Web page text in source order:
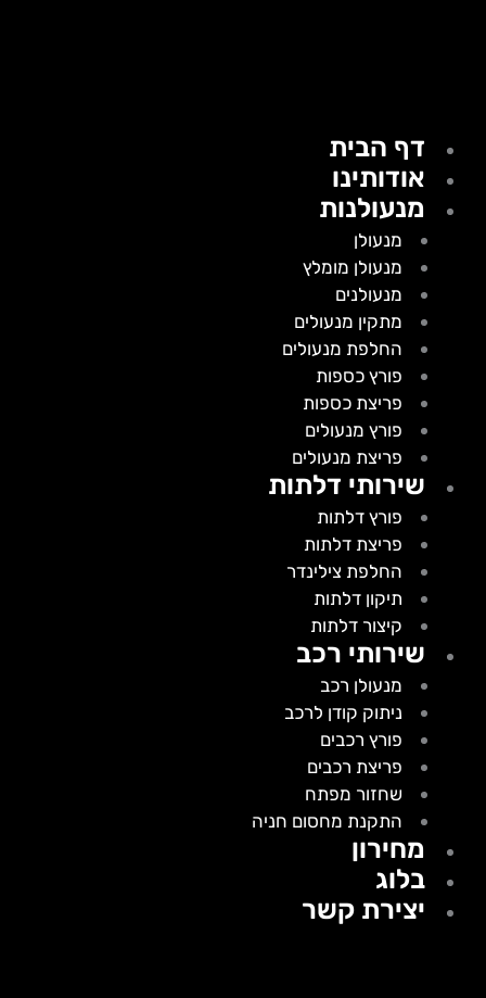
דף הבית
אודותינו
מנעולנות
מנעולן
מנעולן מומלץ
מנעולנים
מתקין מנעולים
החלפת מנעולים
פורץ כספות
פריצת כספות
פורץ מנעולים
פריצת מנעולים
שירותי דלתות
פורץ דלתות
פריצת דלתות
החלפת צילינדר
תיקון דלתות
קיצור דלתות
שירותי רכב
מנעולן רכב
ניתוק קודן לרכב
פורץ רכבים
פריצת רכבים
שחזור מפתח
התקנת מחסום חניה
מחירון
בלוג
יצירת קשר